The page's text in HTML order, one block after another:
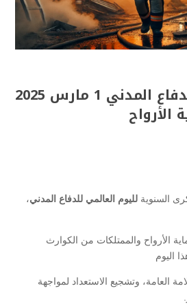
اليوم العالمي للدفاع المدني 1 مارس 2025
الأرواح
السنوية لليوم العالمي للدفاع المدني،
الأرواح والممتلكات من الكوارث
اليوم
العامة، وتشجيع الاستعداد لمواجهة